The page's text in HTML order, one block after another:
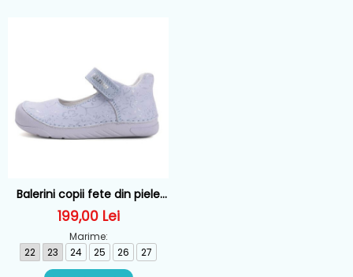
Balerini copii fete din piele
DD Step, Lila - H108-61130B
199,00 Lei
Marime:
22
23 24 25 26 27